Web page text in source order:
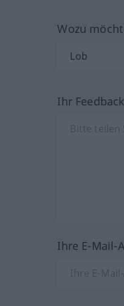
Wozu
Ihr
Ihre E-Mail-